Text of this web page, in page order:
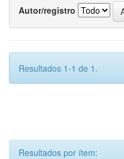
Autor/registro
Resultados 1-1 de 1.
Resultados por ítem: